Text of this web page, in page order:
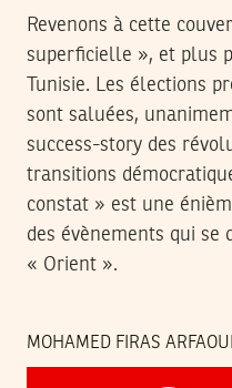
Revenons à cette
superficielle », et plus
Tunisie. Les élections
sont saluées,
success-story des
transitions
constat » est une
des évènements qui se
« Orient ».
MOHAMED FIRAS ARFAOUI